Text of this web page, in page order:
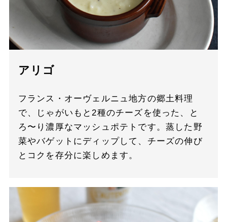
アリゴ
フランス・オーヴェルニュ地方の郷土料理
で、じゃがいもと2種のチーズを使った、と
ろ〜り濃厚なマッシュポテトです。蒸した野
菜やバゲットにディップして、チーズの伸び
とコクを存分に楽しめます。